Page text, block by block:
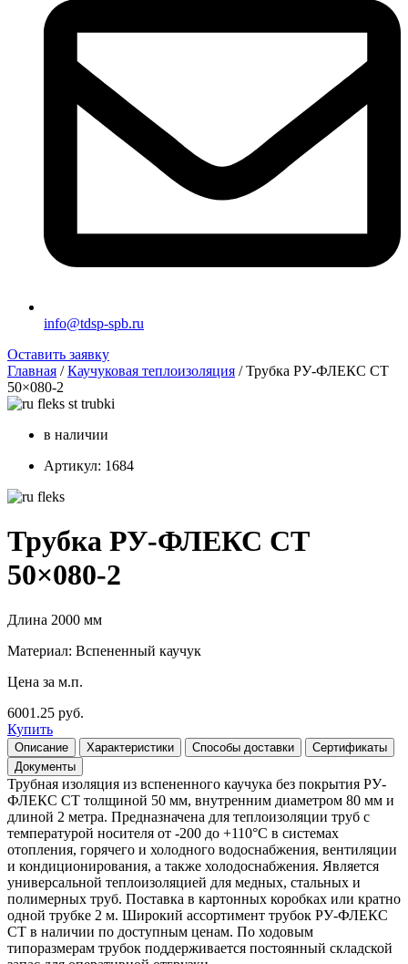
info@tdsp-spb.ru
Оставить заявку
Главная /Каучуковая теплоизоляция / Трубка РУ-ФЛЕКС СТ
50×080-2
в наличии
Артикул: 1684
Трубка РУ-ФЛЕКС СТ
50×080-2
Длина 2000 мм
Материал: Вспененный каучук
Цена за м.п.
6001.25 руб.
Купить
Описание Характеристики Способы доставки
Сертификаты
Документы
Трубная изоляция из вспененного каучука без покрытия РУ-
ФЛЕКС СТ толщиной 50 мм, внутренним диаметром 80 мм и
длиной 2 метра. Предназначена для теплоизоляции труб с
температурой носителя от -200 до +110°С в системах
отопления, горячего и холодного водоснабжения, вентиляции
и кондиционирования, а также холодоснабжения. Является
универсальной теплоизоляцией для медных, стальных и
полимерных труб. Поставка в картонных коробках или кратно
одной трубке 2 м. Широкий ассортимент трубок РУ-ФЛЕКС
СТ в наличии по доступным ценам. По ходовым
типоразмерам трубок поддерживается постоянный складской